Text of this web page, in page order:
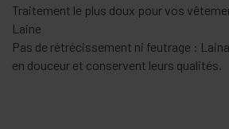
Protection optimale des fibres
Textiles délicats
Soin et douceur : les textiles
forme et restent beaux grâce au